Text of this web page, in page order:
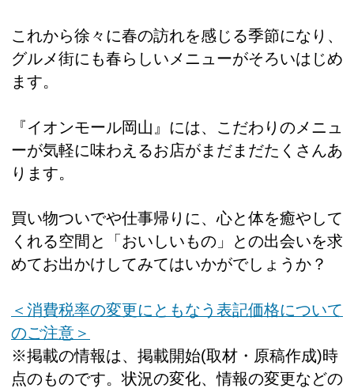
これから徐々に春の訪れを感じる季節になり、
グルメ街にも春らしいメニューがそろいはじめ
ます。
『イオンモール岡山』には、こだわりのメニュ
ーが気軽に味わえるお店がまだまだたくさんあ
ります。
買い物ついでや仕事帰りに、心と体を癒やして
くれる空間と「おいしいもの」との出会いを求
めてお出かけしてみてはいかがでしょうか？
＜消費税率の変更にともなう表記価格について
のご注意＞
※掲載の情報は、掲載開始(取材・原稿作成)時
点のものです。状況の変化、情報の変更などの